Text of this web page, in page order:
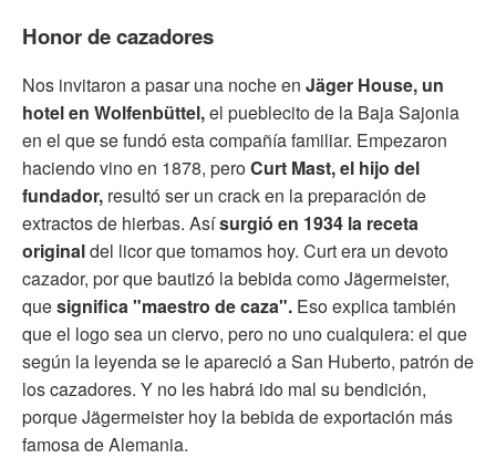
Honor de cazadores
Nos invitaron a pasar una noche en Jäger House, un
hotel en Wolfenbüttel,el pueblecito de la Baja Sajonia
en el que se fundó esta compañía familiar. Empezaron
haciendo vino en 1878, peroCurt Mast, el hijo del
fundador, resultó ser un crack en la preparación de
extractos de hierbas. Asísurgió en 1934 la receta
originaldel licor que tomamos hoy. Curt era un devoto
cazador, por que bautizó la bebida como Jägermeister,
quesignifica "maestro de caza". Eso explica también
que el logo sea un ciervo, pero no uno cualquiera: el que
según la leyenda se le apareció a San Huberto, patrón de
los cazadores. Y no les habrá ido mal su bendición,
porque Jägermeister hoy la bebida de exportación más
famosa de Alemania.